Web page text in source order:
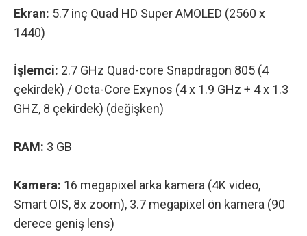
Ekran: 5.7 inç Quad HD Super AMOLED (2560 x
1440)
İşlemci: 2.7 GHz Quad-core Snapdragon 805 (4
çekirdek) / Octa-Core Exynos (4 x 1.9 GHz + 4 x 1.3
GHZ, 8 çekirdek) (değişken)
RAM: 3 GB
Kamera: 16 megapixel arka kamera (4K video,
Smart OIS, 8x zoom), 3.7 megapixel ön kamera (90
derece geniş lens)